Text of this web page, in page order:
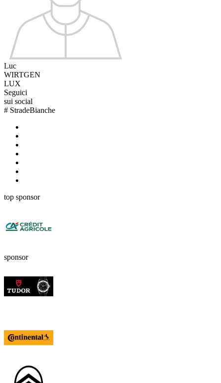
Luc
WIRTGEN
LUX
Seguici
sui social
# StradeBianche
top sponsor
sponsor